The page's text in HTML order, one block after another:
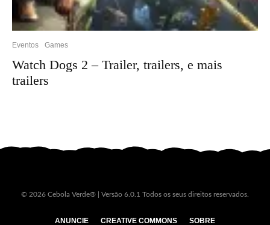
Eventos Games
Watch Dogs 2 – Trailer, trailers, e mais
trailers
© 2026 Cebola Verde® | Versão 6.0.1 Todos os seus direitos reservados.
ANUNCIE CREATIVE COMMONS SOBRE